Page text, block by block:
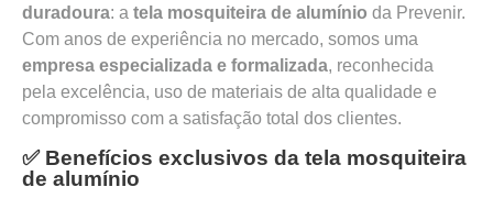
duradoura: a tela mosquiteira de alumínio da Prevenir.
Com anos de experiência no mercado, somos uma
empresa especializada e formalizada, reconhecida
pela excelência, uso de materiais de alta qualidade e
compromisso com a satisfação total dos clientes.
✅ Benefícios exclusivos da tela mosquiteira
de alumínio